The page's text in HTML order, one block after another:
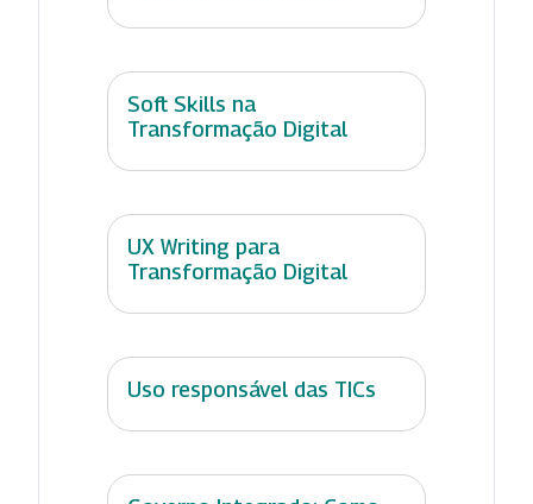
Soft Skills na
Transformação Digital
UX Writing para
Transformação Digital
Uso responsável das TICs